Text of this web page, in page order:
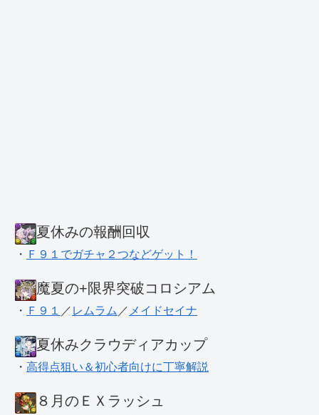
夏休みの報酬回収
・ Ｆ９１でガチャ２つなどゲット！
魔夏の+限界突破コロシアム
・ Ｆ９１ ／ レムラム ／ メイドセイナ
夏休みクラウディアカップ
・ 高得点狙い＆初心者向けに丁寧解説
８月のＥＸラッシュ